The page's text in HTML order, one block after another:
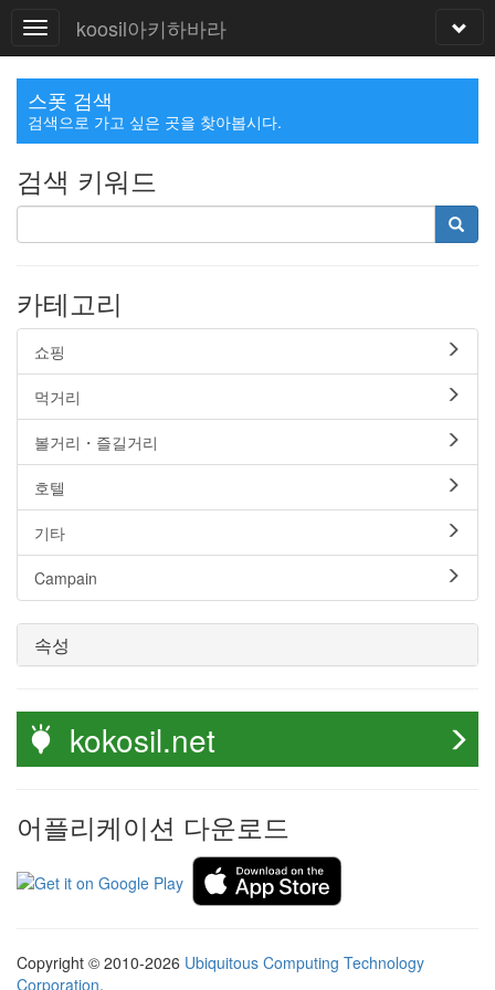
koosil아키하바라
스폿 검색
검색으로 가고 싶은 곳을 찾아봅시다.
검색 키워드
카테고리
쇼핑
먹거리
볼거리・즐길거리
호텔
기타
Campain
속성
kokosil.net
어플리케이션 다운로드
Copyright © 2010-2026 Ubiquitous Computing Technology
Corporation.